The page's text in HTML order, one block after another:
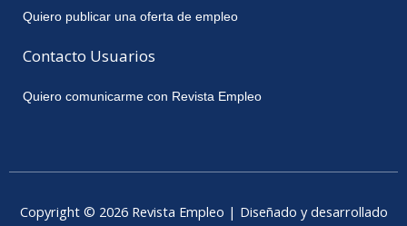
Quiero publicar una oferta de empleo
Contacto Usuarios
Quiero comunicarme con Revista Empleo
Copyright © 2026 Revista Empleo | Diseñado y desarrollado